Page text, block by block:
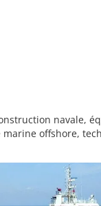
navale,
marine offshore,